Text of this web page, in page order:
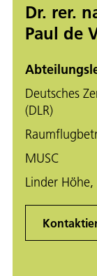
Dr. rer.
Paul de
Deutsches
(DLR)
MUSC
Linder